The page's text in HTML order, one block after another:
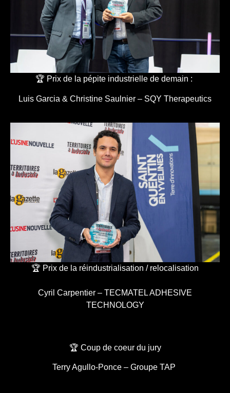
🏆 Prix de la pépite industrielle de demain :
Luis Garcia & Christine Saulnier – SQY Therapeutics
🏆 Prix de la réindustrialisation / relocalisation
Cyril Carpentier – TECMATEL ADHESIVE
TECHNOLOGY
🏆 Coup de coeur du jury
Terry Agullo-Ponce – Groupe TAP